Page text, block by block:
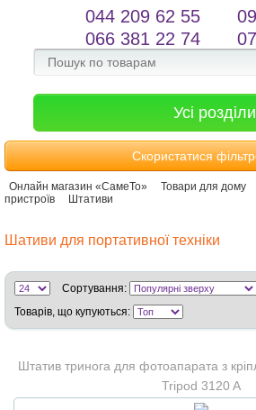
salessameto@gmail.com
Зворотній зв'язок
044 209 62 55
066 381 22 74
Усі розділи
Скористатися
Онлайн магазин «СамеТо» Товари для дому
пристроїв
Штативи
Шативи для портативної техніки
Сортування:
Товарів, що купуються:
Штатив тринога для фотоапарата з
Tripod 3120 A